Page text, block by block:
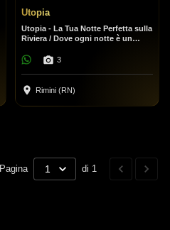
Utopia
Utopia - La Tua Notte Perfetta sulla
Riviera / Dove ogni notte è un
3
Rimini (RN)
Pagina 1 di 1